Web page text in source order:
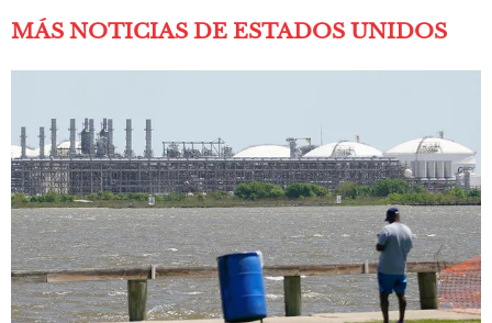
MÁS NOTICIAS DE ESTADOS UNIDOS